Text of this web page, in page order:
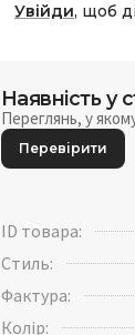
Увійди, щоб
Наявність у
Переглянь, у
Перевірити
ID товара:
Стиль:
Фактура:
Колір: